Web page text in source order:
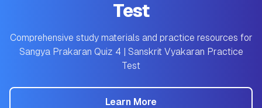
Test
Comprehensive study materials and practice resources for
Sangya Prakaran Quiz 4 | Sanskrit Vyakaran Practice
Test
Learn More